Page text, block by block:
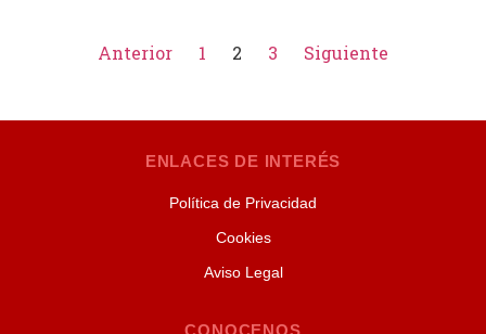
Anterior 1 2 3 Siguiente
ENLACES DE INTERÉS
Política de Privacidad
Cookies
Aviso Legal